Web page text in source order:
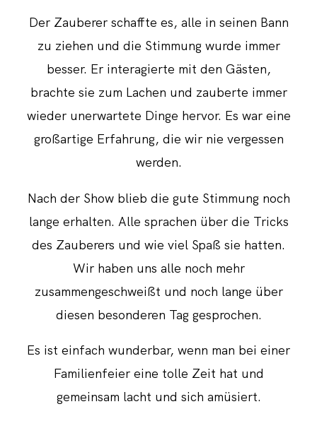
Der Zauberer schaffte es, alle in seinen Bann
zu ziehen und die Stimmung wurde immer
besser. Er interagierte mit den Gästen,
brachte sie zum Lachen und zauberte immer
wieder unerwartete Dinge hervor. Es war eine
großartige Erfahrung, die wir nie vergessen
werden.
Nach der Show blieb die gute Stimmung noch
lange erhalten. Alle sprachen über die Tricks
des Zauberers und wie viel Spaß sie hatten.
Wir haben uns alle noch mehr
zusammengeschweißt und noch lange über
diesen besonderen Tag gesprochen.
Es ist einfach wunderbar, wenn man bei einer
Familienfeier eine tolle Zeit hat und
gemeinsam lacht und sich amüsiert.